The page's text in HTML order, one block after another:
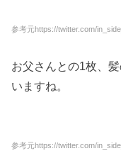
参考元https://twitter.com/
お父さんとの1枚、
いますね。
参考元https://twitter.com/